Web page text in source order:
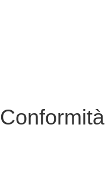
Conformità